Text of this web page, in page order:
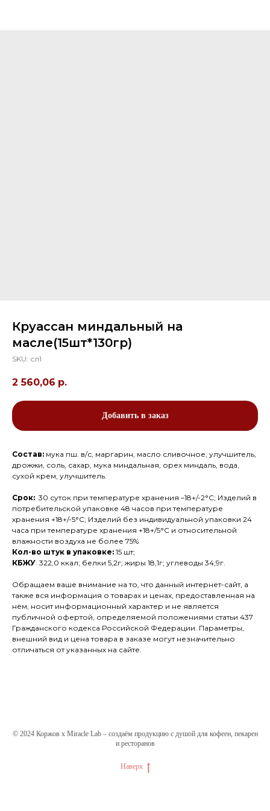
Круассан миндальный на
масле(15шт*130гр)
SKU: сл1
2 560,06 р.
Добавить в заказ
Состав: мука пш. в/с, маргарин, масло сливочное, улучшитель,
дрожжи, соль, сахар, мука миндальная, орех миндаль, вода,
сухой крем, улучшитель.
Срок: 30 суток при температуре хранения –18+/-2°С; Изделий в
потребительской упаковке 48 часов при температуре
хранения +18+/-5°С; Изделий без индивидуальной упаковки 24
часа при температуре хранения +18+/5°С и относительной
влажности воздуха не более 75%
Кол-во штук в упаковке: 15 шт;
КБЖУ: 322,0 ккал; белки 5,2г; жиры 18,1г; углеводы 34,9г.
Обращаем ваше внимание на то, что данный интернет-сайт, а
также вся информация о товарах и ценах, предоставленная на
нём, носит информационный характер и не является
публичной офертой, определяемой положениями статьи 437
Гражданского кодекса Российской Федерации. Параметры,
внешний вид и цена товара в заказе могут незначительно
отличаться от указанных на сайте.
© 2024 Коржов х Miracle Lab – создаём продукцию с душой для кофеен, пекарен
и ресторанов
Наверх